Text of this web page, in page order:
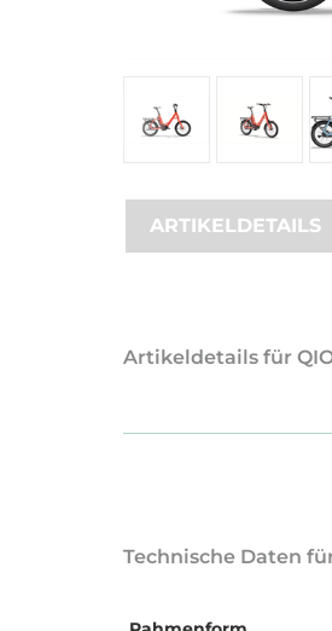
ARTIKELDETAILS
Artikeldetails für
Technische Daten